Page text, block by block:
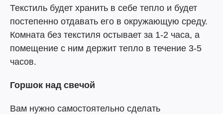
Текстиль будет хранить в себе тепло и будет
постепенно отдавать его в окружающую среду.
Комната без текстиля остывает за 1-2 часа, а
помещение с ним держит тепло в течение 3-5
часов.
Горшок над свечой
Вам нужно самостоятельно сделать